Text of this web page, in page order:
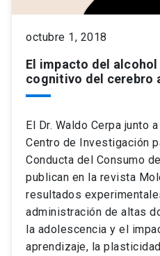
Académicos
Consejo de Facultad
Documentos FCB
Dirección Investigación
Grupos de Investigación
FCB en el Territorio
Redes Internacionales
Estudiantes
Pregrado
Centro de Estudiantes
Publicaciones
octubre 1, 2018
El impacto del
cognitivo del cerebro
El Dr. Waldo Cerpa junto
Centro de Investigación
Conducta del Consumo
publican en la revista
resultados
administración de altas
la adolescencia y el
aprendizaje, la